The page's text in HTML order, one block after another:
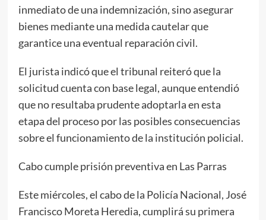
inmediato de una indemnización, sino asegurar
bienes mediante una medida cautelar que
garantice una eventual reparación civil.
El jurista indicó que el tribunal reiteró que la
solicitud cuenta con base legal, aunque entendió
que no resultaba prudente adoptarla en esta
etapa del proceso por las posibles consecuencias
sobre el funcionamiento de la institución policial.
Cabo cumple prisión preventiva en Las Parras
Este miércoles, el cabo de la Policía Nacional, José
Francisco Moreta Heredia, cumplirá su primera